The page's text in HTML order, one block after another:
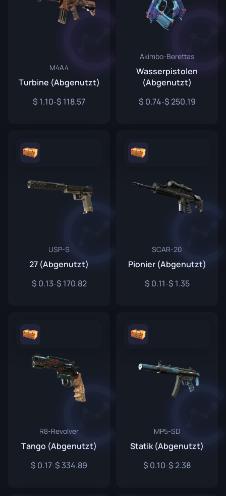
M4A4
Turbine (Abgenutzt)
1.10- 118.57
Akimbo-Berettas
Wasserpistolen
(Abgenutzt)
0.74- 250.19
USP-S
27 (Abgenutzt)
0.13- 170.82
SCAR-20
Pionier (Abgenutzt)
0.11- 1.35
R8-Revolver
Tango (Abgenutzt)
0.17- 334.89
MP5-SD
Statik (Abgenutzt)
0.10- 2.38